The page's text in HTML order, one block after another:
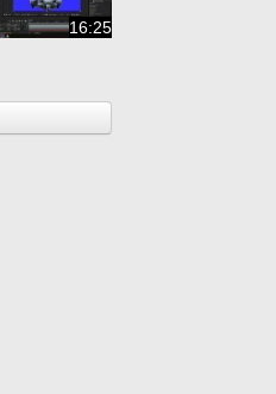
16:25